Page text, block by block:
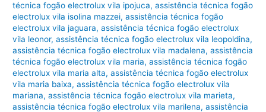
técnica fogão electrolux vila ipojuca,assistência técnica fogão
electrolux vila isolina mazzei,assistência técnica fogão
electrolux vila jaguara,assistência técnica fogão electrolux
vila leonor,assistência técnica fogão electrolux vila leopoldina,
assistência técnica fogão electrolux vila madalena,assistência
técnica fogão electrolux vila maria,assistência técnica fogão
electrolux vila maria alta,assistência técnica fogão electrolux
vila maria baixa,assistência técnica fogão electrolux vila
mariana,assistência técnica fogão electrolux vila marieta,
assistência técnica fogão electrolux vila marilena,assistência